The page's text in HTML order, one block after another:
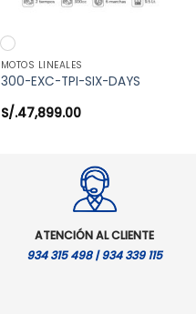
MOTOS LINEALES
300-EXC-TPI-SIX-DAYS
S/.47,899.00
ATENCIÓN AL CLIENTE
934 315 498 | 934 339 115